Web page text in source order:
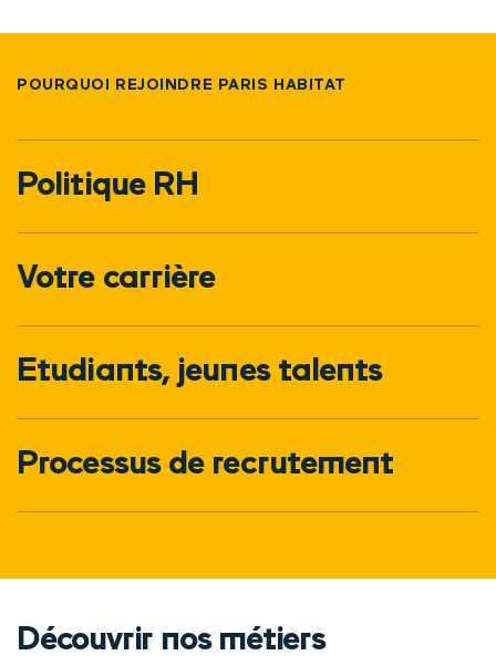
POURQUOI REJOINDRE PARIS HABITAT
Politique RH
Votre carrière
Etudiants, jeunes talents
Processus de recrutement
Découvrir nos métiers